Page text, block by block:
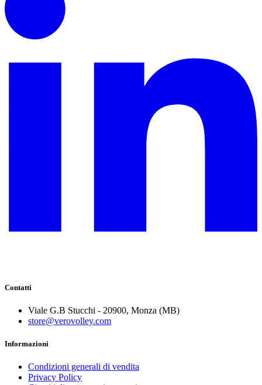
Contatti
Viale G.B Stucchi - 20900, Monza (MB)
store@verovolley.com
Informazioni
Condizioni generali di vendita
Privacy Policy